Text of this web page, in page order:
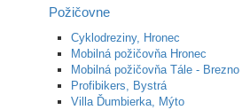
Požičovne
Cyklodreziny, Hronec
Mobilná požičovňa Hronec
Mobilná požičovňa Tále - Brezno
Profibikers, Bystrá
Villa Ďumbierka, Mýto